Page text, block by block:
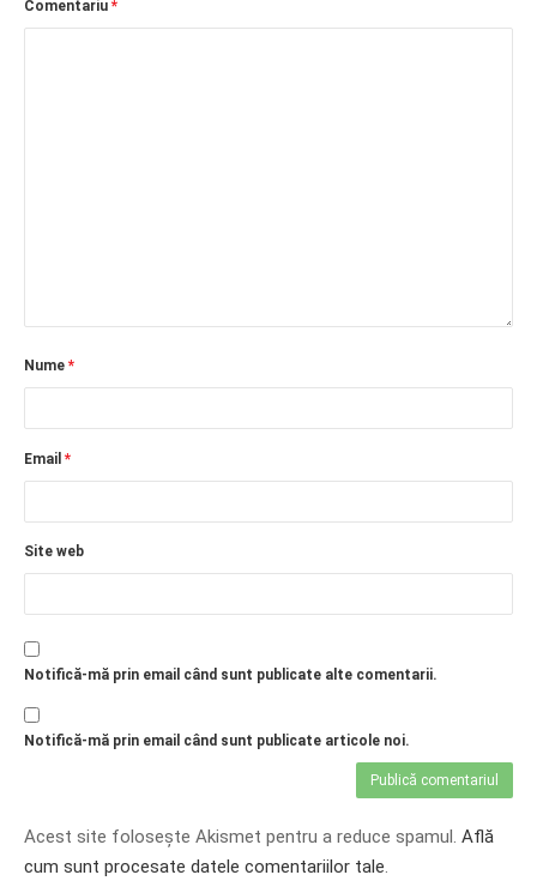
Comentariu *
Nume *
Email *
Site web
Notifică-mă prin email când sunt publicate alte comentarii.
Notifică-mă prin email când sunt publicate articole noi.
Acest site folosește Akismet pentru a reduce spamul. Află
cum sunt procesate datele comentariilor tale.